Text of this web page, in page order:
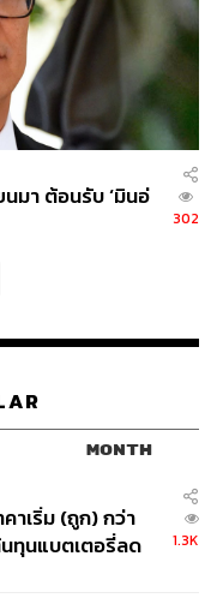
145
STANDARD
มา ต้อนรับ ‘มินอ่
302
MONTH
าเริ่ม (ถูก) กว่า
ทุนแบตเตอรี่ลด
1.3K